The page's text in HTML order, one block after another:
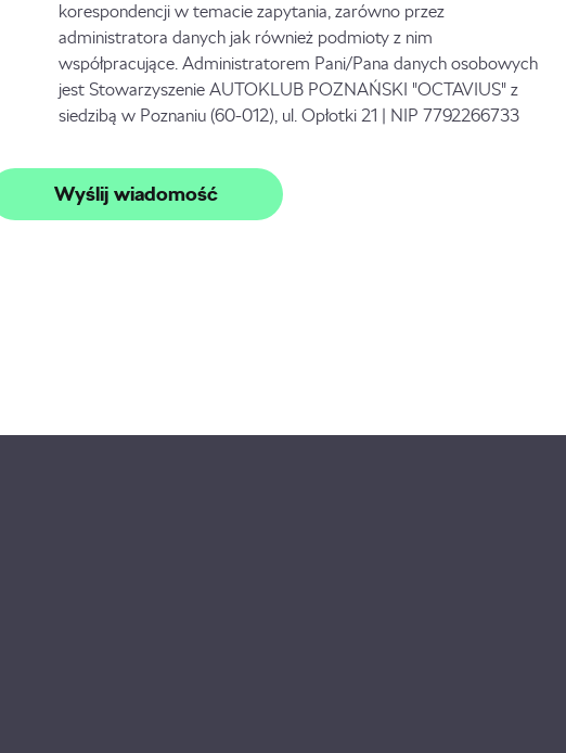
korespondencji w temacie zapytania, zarówno przez
administratora danych jak również podmioty z nim
współpracujące. Administratorem Pani/Pana danych osobowych
jest Stowarzyszenie AUTOKLUB POZNAŃSKI "OCTAVIUS" z
siedzibą w Poznaniu (60-012), ul. Opłotki 21 | NIP 7792266733